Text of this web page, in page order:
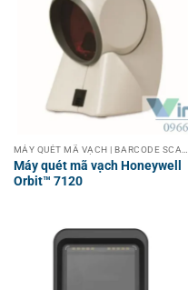
Máy quét mã vạch Honeywell
Orbit™ 7120